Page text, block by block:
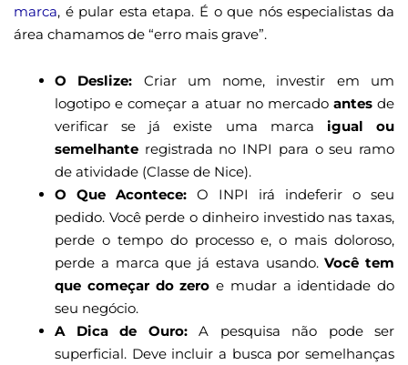
marca, é pular esta etapa. É o que nós especialistas da
área chamamos de “erro mais grave”.
O Deslize: Criar um nome, investir em um
logotipo e começar a atuar no mercado antesde
verificar se já existe uma marca igual ou
semelhante registrada no INPI para o seu ramo
de atividade (Classe de Nice).
O Que Acontece: O INPI irá indeferir o seu
pedido. Você perde o dinheiro investido nas taxas,
perde o tempo do processo e, o mais doloroso,
perde a marca que já estava usando.Você tem
que começar do zero e mudar a identidade do
seu negócio.
A Dica de Ouro:A pesquisa não pode ser
superficial. Deve incluir a busca por semelhanças